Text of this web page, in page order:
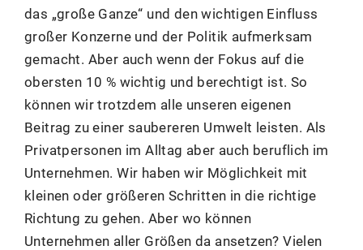
das „große Ganze“ und den wichtigen Einfluss
großer Konzerne und der Politik aufmerksam
gemacht. Aber auch wenn der Fokus auf die
obersten 10 % wichtig und berechtigt ist. So
können wir trotzdem alle unseren eigenen
Beitrag zu einer saubereren Umwelt leisten. Als
Privatpersonen im Alltag aber auch beruflich im
Unternehmen. Wir haben wir Möglichkeit mit
kleinen oder größeren Schritten in die richtige
Richtung zu gehen. Aber wo können
Unternehmen aller Größen da ansetzen? Vielen